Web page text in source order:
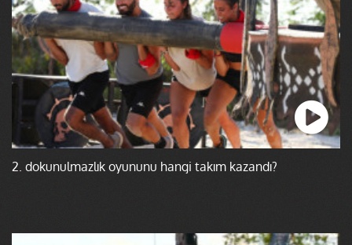
2. dokunulmazlık oyununu hangi takım kazandı?